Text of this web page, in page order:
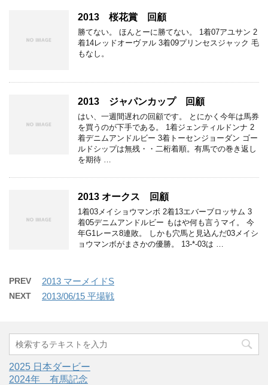
2013 桜花賞 回顧
勝てない。 ほんとーに勝てない。 1着07アユサン 2
着14レッドオーヴァル 3着09プリンセスジャック 毛
もなし。
2013 ジャパンカップ 回顧
はい、一週間遅れの回顧です。 とにかく今年は馬券
を買うのが下手である。 1着ジェンティルドンナ 2
着デニムアンドルビー 3着トーセンジョーダン ゴー
ルドシップは無残・・二桁着順。有馬での巻き返し
を期待 …
2013 オークス 回顧
1着03メイショウマンボ 2着13エバーブロッサム 3
着05デニムアンドルビー もはや何も言うマイ。 今
年G1レース8連敗。 しかも穴馬と見込んだ03メイシ
ョウマンボがまさかの優勝。 13-*-03は …
PREV 2013 マーメイドS
NEXT 2013/06/15 平場戦
2025 日本ダービー
2024年 有馬記念